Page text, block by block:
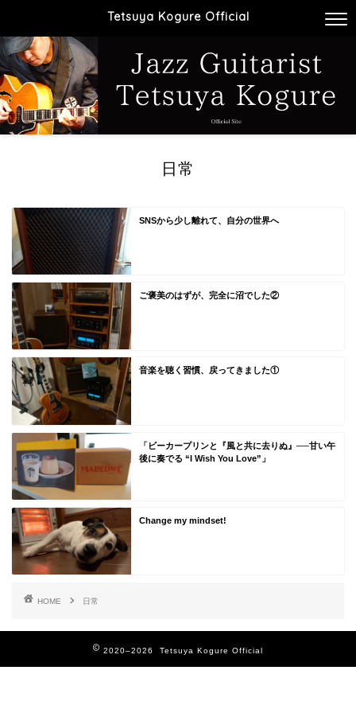
Tetsuya Kogure Official
日常
SNSから少し離れて、自分の世界へ
ご褒美のはずが、完全に沼でした②
音楽を聴く習慣、戻ってきました①
「ビーカープリンと『風と共に去りぬ』──甘い午
後に奏でる “I Wish You Love”」
Change my mindset!
HOME 日常
2020–2026 Tetsuya Kogure Official